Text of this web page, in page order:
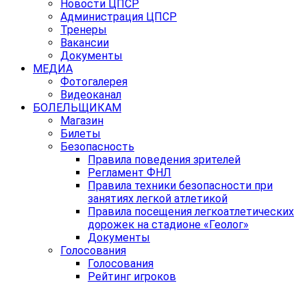
Новости ЦПСР
Администрация ЦПСР
Тренеры
Вакансии
Документы
МЕДИА
Фотогалерея
Видеоканал
БОЛЕЛЬЩИКАМ
Магазин
Билеты
Безопасность
Правила поведения зрителей
Регламент ФНЛ
Правила техники безопасности при
занятиях легкой атлетикой
Правила посещения легкоатлетических
дорожек на стадионе «Геолог»
Документы
Голосования
Голосования
Рейтинг игроков